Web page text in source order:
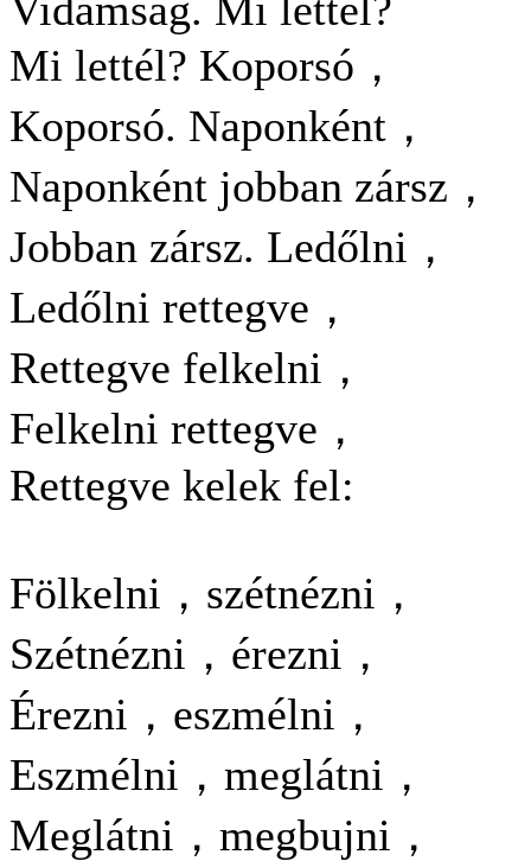
Mi lettél? Koporsó，
Koporsó. Naponként，
Naponként jobban zársz，
Jobban zársz. Ledőlni，
Ledőlni rettegve，
Rettegve felkelni，
Felkelni rettegve，
Rettegve kelek fel:
Fölkelni，szétnézni，
Szétnézni，érezni，
Érezni，eszmélni，
Eszmélni，meglátni，
Meglátni，megbujni，